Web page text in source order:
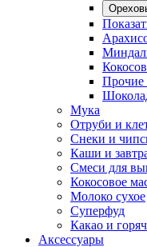
Прочие
Мука
Отруби и
Снеки и
Каши и
Смеси для
Кокосовое
Молоко сухое
Суперфуд
Какао и
Аксессуары